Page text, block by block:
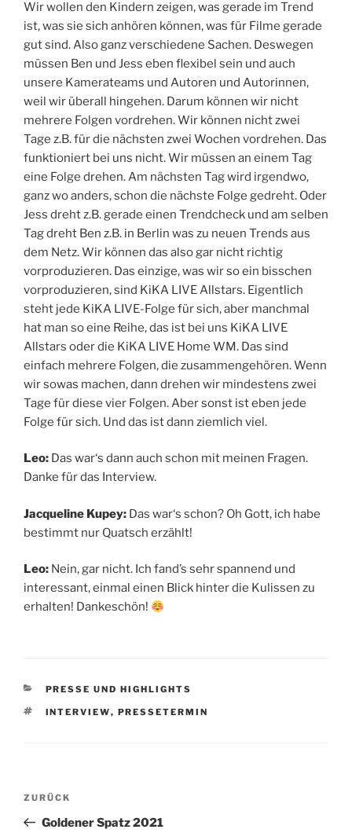
Wir wollen den Kindern zeigen, was gerade im Trend
ist, was sie sich anhören können, was für Filme gerade
gut sind. Also ganz verschiedene Sachen. Deswegen
müssen Ben und Jess eben flexibel sein und auch
unsere Kamerateams und Autoren und Autorinnen,
weil wir überall hingehen. Darum können wir nicht
mehrere Folgen vordrehen. Wir können nicht zwei
Tage z.B. für die nächsten zwei Wochen vordrehen. Das
funktioniert bei uns nicht. Wir müssen an einem Tag
eine Folge drehen. Am nächsten Tag wird irgendwo,
ganz wo anders, schon die nächste Folge gedreht. Oder
Jess dreht z.B. gerade einen Trendcheck und am selben
Tag dreht Ben z.B. in Berlin was zu neuen Trends aus
dem Netz. Wir können das also gar nicht richtig
vorproduzieren. Das einzige, was wir so ein bisschen
vorproduzieren, sind KiKA LIVE Allstars. Eigentlich
steht jede KiKA LIVE-Folge für sich, aber manchmal
hat man so eine Reihe, das ist bei uns KiKA LIVE
Allstars oder die KiKA LIVE Home WM. Das sind
einfach mehrere Folgen, die zusammengehören. Wenn
wir sowas machen, dann drehen wir mindestens zwei
Tage für diese vier Folgen. Aber sonst ist eben jede
Folge für sich. Und das ist dann ziemlich viel.
Leo: Das war‘s dann auch schon mit meinen Fragen.
Danke für das Interview.
Jacqueline Kupey: Das war‘s schon? Oh Gott, ich habe
bestimmt nur Quatsch erzählt!
Leo: Nein, gar nicht. Ich fand’s sehr spannend und
interessant, einmal einen Blick hinter die Kulissen zu
erhalten! Dankeschön!
KATEGORIEN
PRESSE UND HIGHLIGHTS
SCHLAGWÖRTER
INTERVIEW, PRESSETERMIN
Beitragsnavigation
Vorheriger
Beitrag
ZURÜCK
Goldener Spatz 2021